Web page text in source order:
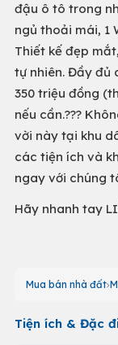
đậu ô tô trong
ngủ thoải mái, 1
Thiết kế đẹp
tự nhiên. Đầy đủ
350 triệu đồng
nếu cần.???
vời này tại khu
các tiện ích và
ngay với chúng
Hãy nhanh tay
Mua bán nhà đất
Tiện ích & Đặc